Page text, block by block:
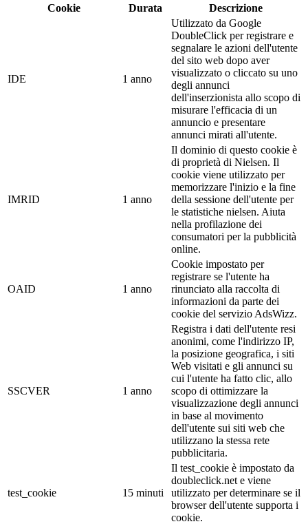
Cookie
Durata Descrizione
IDE 1 anno
Utilizzato da Google
DoubleClick per registrare e
segnalare le azioni dell'utente
del sito web dopo aver
visualizzato o cliccato su uno
degli annunci
dell'inserzionista allo scopo di
misurare l'efficacia di un
annuncio e presentare
annunci mirati all'utente.
IMRID 1 anno
Il dominio di questo cookie è
di proprietà di Nielsen. Il
cookie viene utilizzato per
memorizzare l'inizio e la fine
della sessione dell'utente per
le statistiche nielsen. Aiuta
nella profilazione dei
consumatori per la pubblicità
online.
OAID 1 anno
Cookie impostato per
registrare se l'utente ha
rinunciato alla raccolta di
informazioni da parte dei
cookie del servizio AdsWizz.
SSCVER 1 anno
Registra i dati dell'utente resi
anonimi, come l'indirizzo IP,
la posizione geografica, i siti
Web visitati e gli annunci su
cui l'utente ha fatto clic, allo
scopo di ottimizzare la
visualizzazione degli annunci
in base al movimento
dell'utente sui siti web che
utilizzano la stessa rete
pubblicitaria.
test_cookie 15 minuti
Il test_cookie è impostato da
doubleclick.net e viene
utilizzato per determinare se il
browser dell'utente supporta i
cookie.